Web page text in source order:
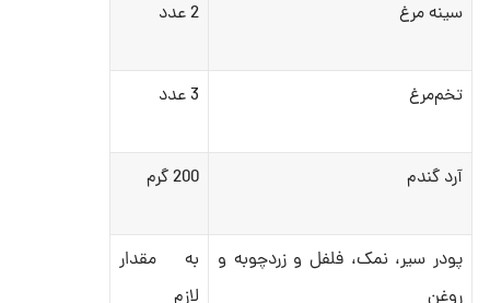
سینه مرغ 2 عدد
تخم‌مرغ 3 عدد
آرد گندم 200 گرم
پودر سیر، نمک، فلفل و زردچوبه و
روغن
به مقدار
لازم